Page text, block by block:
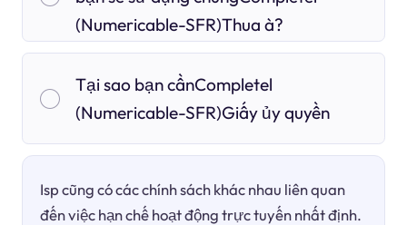
(Numericable-SFR)Thua à?
Tại sao bạn cầnCompletel
(Numericable-SFR)Giấy ủy quyền
Isp cũng có các chính sách khác nhau liên quan
đến việc hạn chế hoạt động trực tuyến nhất định.